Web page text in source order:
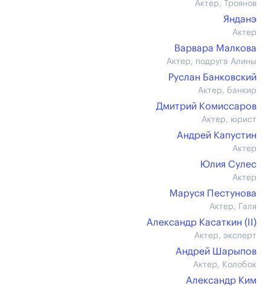
Актер, Троянов
Янданэ
Актер
Варвара Малкова
Актер, подруга Алины
Руслан Банковский
Актер, банкир
Дмитрий Комиссаров
Актер, юрист
Андрей Капустин
Актер
Юлия Сулес
Актер
Маруся Пестунова
Актер, Галя
Александр Касаткин (II)
Актер, эксперт
Андрей Шарыпов
Актер, Колобок
Александр Ким